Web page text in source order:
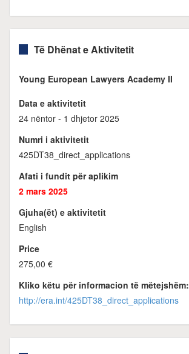
Të Dhënat e Aktivitetit
Young European Lawyers Academy II
Data e aktivitetit
24 nëntor - 1 dhjetor 2025
Numri i aktivitetit
425DT38_direct_applications
Afati i fundit për aplikim
2 mars 2025
Gjuha(ët) e aktivitetit
English
Price
275,00 €
Kliko këtu për informacion të mëtejshëm:
http://era.int/425DT38_direct_applications